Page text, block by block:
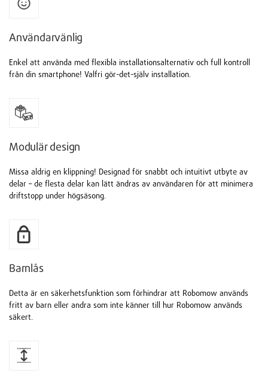
Användarvänlig
Enkel att använda med flexibla installationsalternativ och full kontroll
från din smartphone! Valfri gör-det-själv installation.
Modulär design
Missa aldrig en klippning! Designad för snabbt och intuitivt utbyte av
delar – de flesta delar kan lätt ändras av användaren för att minimera
driftstopp under högsäsong.
Barnlås
Detta är en säkerhetsfunktion som förhindrar att Robomow används
fritt av barn eller andra som inte känner till hur Robomow används
säkert.